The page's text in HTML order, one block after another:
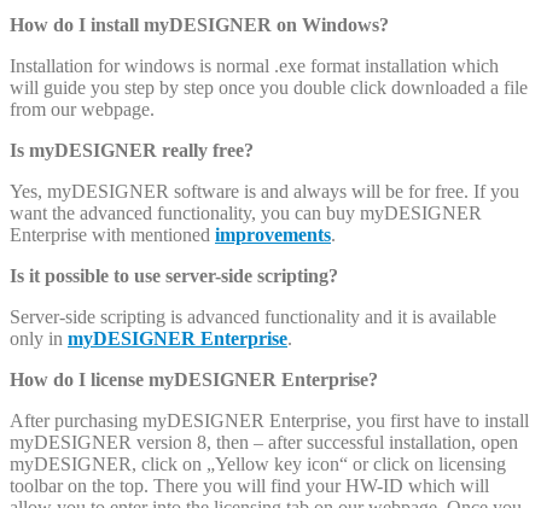
How do I install myDESIGNER on Windows?
Installation for windows is normal .exe format installation which
will guide you step by step once you double click downloaded a file
from our webpage.
Is myDESIGNER really free?
Yes, myDESIGNER software is and always will be for free. If you
want the advanced functionality, you can buy myDESIGNER
Enterprise with mentioned improvements.
Is it possible to use server-side scripting?
Server-side scripting is advanced functionality and it is available
only in myDESIGNER Enterprise.
How do I license myDESIGNER Enterprise?
After purchasing myDESIGNER Enterprise, you first have to install
myDESIGNER version 8, then – after successful installation, open
myDESIGNER, click on „Yellow key icon“ or click on licensing
toolbar on the top. There you will find your HW-ID which will